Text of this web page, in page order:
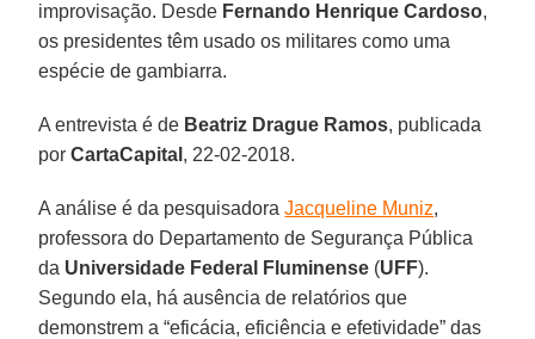
improvisação. Desde Fernando Henrique Cardoso,
os presidentes têm usado os militares como uma
espécie de gambiarra.
A entrevista é de Beatriz Drague Ramos, publicada
porCartaCapital , 22-02-2018.
A análise é da pesquisadoraJacqueline Muniz,
professora do Departamento de Segurança Pública
da Universidade Federal Fluminense (UFF).
Segundo ela, há ausência de relatórios que
demonstrem a “eficácia, eficiência e efetividade” das